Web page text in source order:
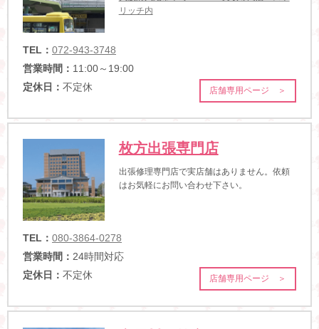
リッチ内
TEL： 072-943-3748
営業時間： 11:00～19:00
定休日： 不定休 店舗専用ページ ＞
枚方出張専門店
出張修理専門店で実店舗はありません。依頼
はお気軽にお問い合わせ下さい。
TEL： 080-3864-0278
営業時間： 24時間対応
定休日： 不定休 店舗専用ページ ＞